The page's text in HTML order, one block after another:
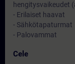
hengitysvaikeudet
- Erilaiset haavat
- Sähkötapaturmat
- Palovammat
Cele